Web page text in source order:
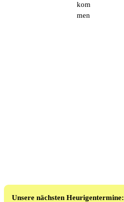
Unsere nächsten Heurigentermine: